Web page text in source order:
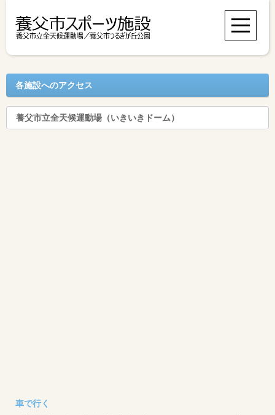
各施設へのアクセス
養父市立全天候運動場（いきいきドーム）
車で行く